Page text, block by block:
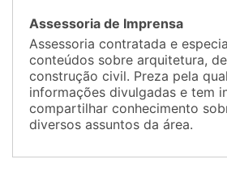
Assessoria de Imprensa
Assessoria contratada e
conteúdos sobre arquitetura,
construção civil. Preza pela
informações divulgadas e tem
compartilhar conhecimento
diversos assuntos da área.